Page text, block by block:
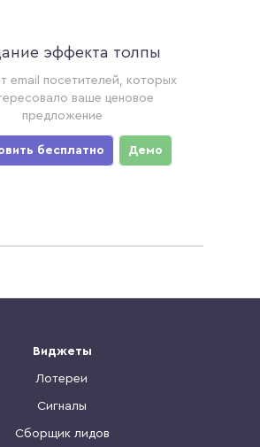
эффекта толпы
email посетителей, которых
ваше ценовое
предложение
бесплатно Демо
Виджеты
Лотереи
Сигналы
Сборщик лидов